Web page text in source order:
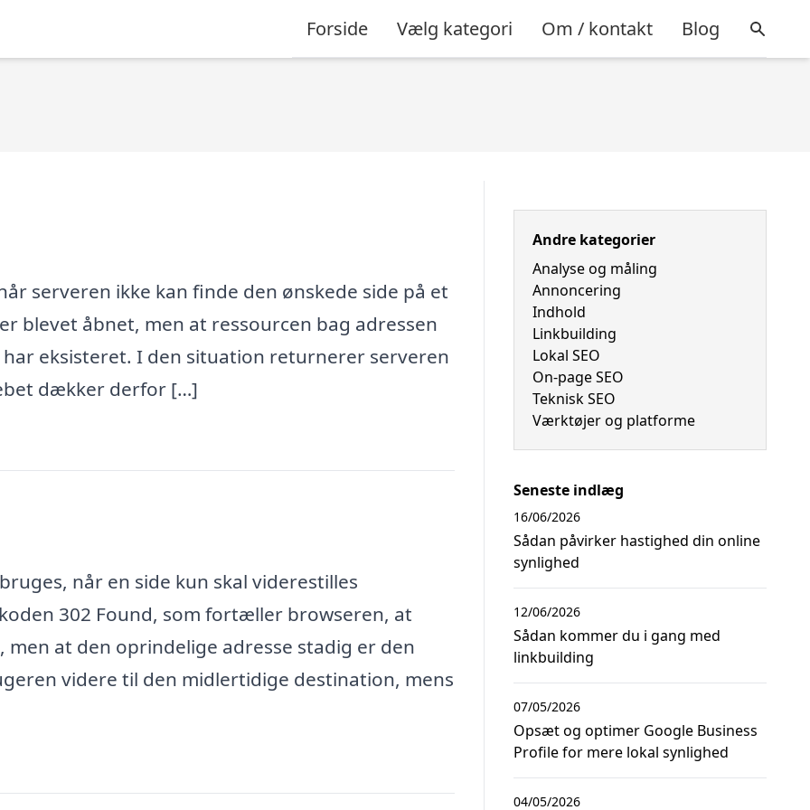
Forside Vælg kategori Om / kontakt Blog
serveren ikke kan finde den ønskede side på et
blevet åbnet, men at ressourcen bag adressen
eksisteret. I den situation returnerer serveren
dækker derfor […]
når en side kun skal viderestilles
302 Found, som fortæller browseren, at
at den oprindelige adresse stadig er den
videre til den midlertidige destination, mens
Andre kategorier
Analyse og måling
Annoncering
Indhold
Linkbuilding
Lokal SEO
On-page SEO
Teknisk SEO
Værktøjer og platforme
Seneste indlæg
Sådan påvirker hastighed din online
synlighed
16/06/2026
Sådan kommer du i gang med
linkbuilding
12/06/2026
Opsæt og optimer Google Business
Profile for mere lokal synlighed
07/05/2026
04/05/2026